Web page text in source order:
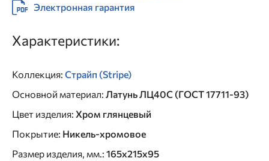
Электронная гарантия
Характеристики:
Коллекция: Страйп (Stripe)
Основной материал: Латунь ЛЦ40C (ГОСТ 17711-93)
Цвет изделия: Хром глянцевый
Покрытие: Никель-хромовое
Размер изделия, мм.: 165x215x95